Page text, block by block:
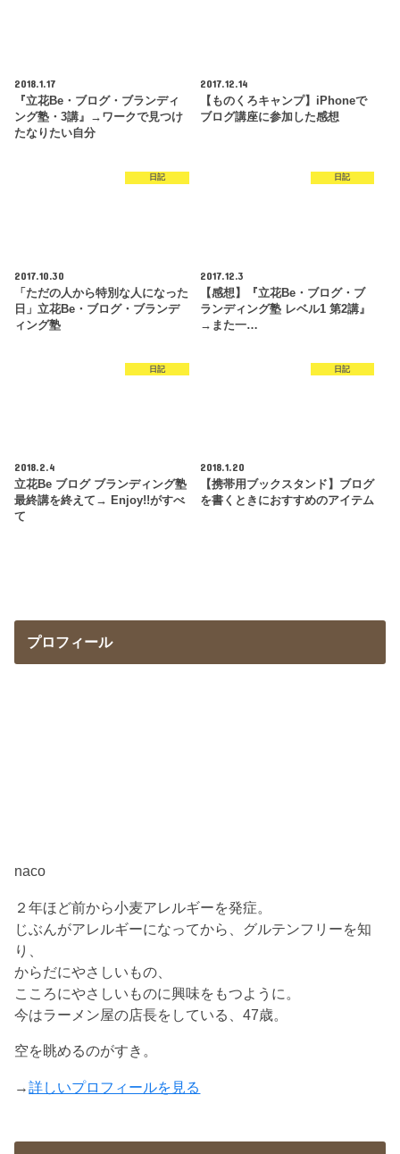
2018.1.17
『立花Be・ブログ・ブランディ
ング塾・3講』→ワークで見つけ
たなりたい自分
2017.12.14
【ものくろキャンプ】iPhoneで
ブログ講座に参加した感想
日記
2017.10.30
「ただの人から特別な人になった
日」立花Be・ブログ・ブランデ
ィング塾
日記
2017.12.3
【感想】『立花Be・ブログ・ブ
ランディング塾 レベル1 第2講』
→また一…
日記
2018.2.4
立花Be ブログ ブランディング塾
最終講を終えて→ Enjoy!!がすべ
て
日記
2018.1.20
【携帯用ブックスタンド】ブログ
を書くときにおすすめのアイテム
プロフィール
naco
２年ほど前から小麦アレルギーを発症。
じぶんがアレルギーになってから、グルテンフリーを知
り、
からだにやさしいもの、
こころにやさしいものに興味をもつように。
今はラーメン屋の店長をしている、47歳。
空を眺めるのがすき。
→詳しいプロフィールを見る